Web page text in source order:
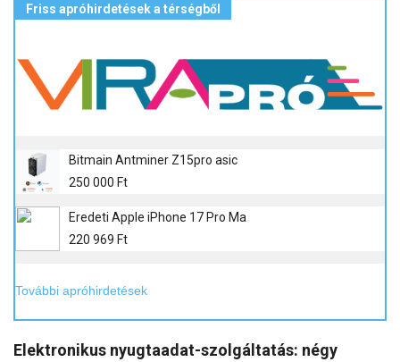
Friss apróhirdetések a térségből
Bitmain Antminer Z15pro asic
250 000 Ft
Eredeti Apple iPhone 17 Pro Ma
220 969 Ft
További apróhirdetések
Elektronikus nyugtaadat-szolgáltatás: négy